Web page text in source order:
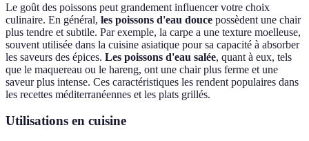
Le goût des poissons peut grandement influencer votre choix
culinaire. En général, les poissons d'eau douce possèdent une chair
plus tendre et subtile. Par exemple, la carpe a une texture moelleuse,
souvent utilisée dans la cuisine asiatique pour sa capacité à absorber
les saveurs des épices. Les poissons d'eau salée, quant à eux, tels
que le maquereau ou le hareng, ont une chair plus ferme et une
saveur plus intense. Ces caractéristiques les rendent populaires dans
les recettes méditerranéennes et les plats grillés.
Utilisations en cuisine